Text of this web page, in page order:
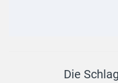
Die